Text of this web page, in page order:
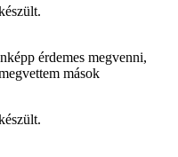
érdemes megvenni,
mások